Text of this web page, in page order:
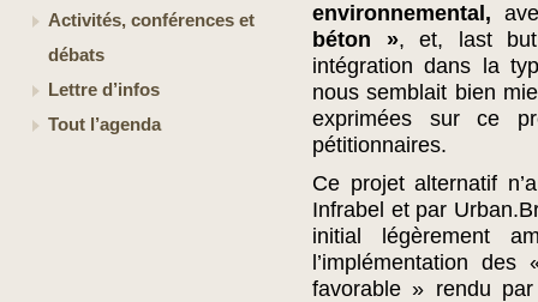
Activités, conférences et
débats
Lettre d’infos
Tout l’agenda
environnemental,
béton », et, last but
intégration dans la
nous semblait bien
exprimées sur ce
pétitionnaires.
Ce projet alternatif
Infrabel et par
initial légèrement
l’implémentation
favorable » rendu